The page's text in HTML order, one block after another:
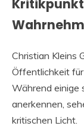
Christian Kleins
Öffentlichkeit
Während einige
anerkennen,
kritischen Licht.